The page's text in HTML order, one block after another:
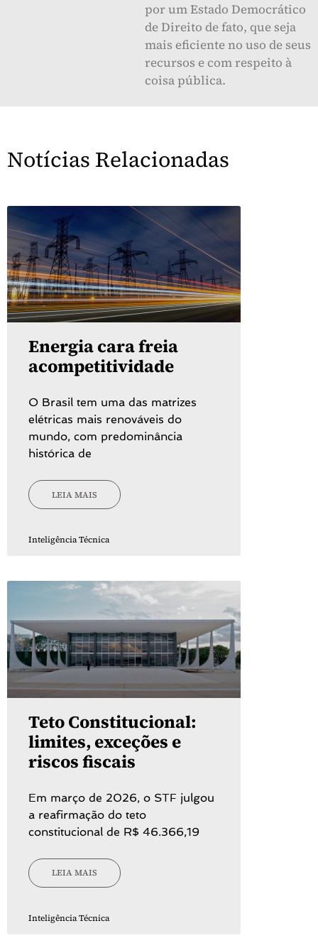
por um Estado Democrático
de Direito de fato, que seja
mais eficiente no uso de seus
recursos e com respeito à
coisa pública.
Notícias Relacionadas
Energia cara freia
acompetitividade
O Brasil tem uma das matrizes
elétricas mais renováveis do
mundo, com predominância
histórica de
LEIA MAIS
Inteligência Técnica
Teto Constitucional:
limites, exceções e
riscos fiscais
Em março de 2026, o STF julgou
a reafirmação do teto
constitucional de R$ 46.366,19
LEIA MAIS
Inteligência Técnica